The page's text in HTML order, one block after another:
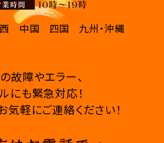
中国 四国
九州・沖縄
故障やエラー、
にも緊急対応！
軽にご連絡ください！